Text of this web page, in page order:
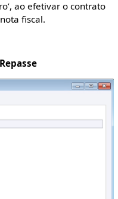
ao efetivar o contrato
fiscal.